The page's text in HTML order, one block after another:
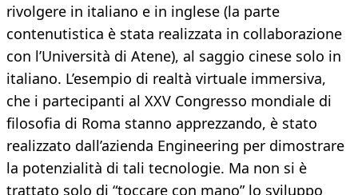
rivolgere in italiano e in inglese (la parte
contenutistica è stata realizzata in collaborazione
con l’Università di Atene), al saggio cinese solo in
italiano. L’esempio di realtà virtuale immersiva,
che i partecipanti al XXV Congresso mondiale di
filosofia di Roma stanno apprezzando, è stato
realizzato dall’azienda Engineering per dimostrare
la potenzialità di tali tecnologie. Ma non si è
trattato solo di “toccare con mano” lo sviluppo